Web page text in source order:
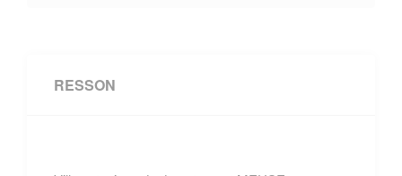
RESSON